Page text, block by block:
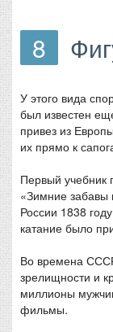
8
У этого вида
был известен
привез из
их прямо к
Первый учебник
«Зимние забавы
России 1838
катание было
Во времена
зрелищности и
миллионы
фильмы.